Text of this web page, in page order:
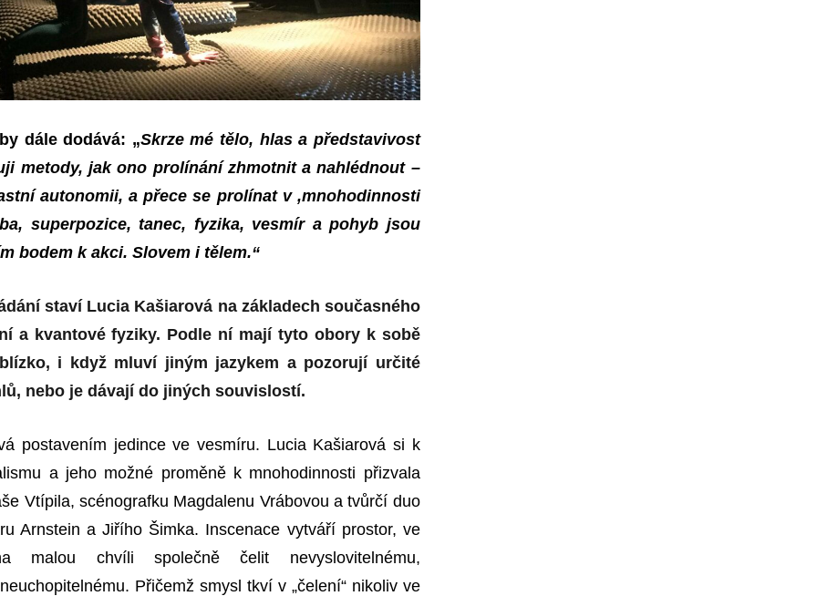
dále dodává: „Skrze mé tělo, hlas a představivost
metody, jak ono prolínání zhmotnit a nahlédnout –
autonomii, a přece se prolínat v ,mnohodinnosti
superpozice, tanec, fyzika, vesmír a pohyb jsou
bodem k akci. Slovem i tělem.“
staví Lucia Kašiarová na základech současného
a kvantové fyziky. Podle ní mají tyto obory k sobě
i když mluví jiným jazykem a pozorují určité
nebo je dávají do jiných souvislostí.
postavením jedince ve vesmíru. Lucia Kašiarová si k
a jeho možné proměně k mnohodinnosti přizvala
Vtípila, scénografku Magdalenu Vrábovou a tvůrčí duo
Arnstein a Jiřího Šimka. Inscenace vytváří prostor, ve
malou chvíli společně čelit nevyslovitelnému,
Přičemž smysl tkví v „čelení“ nikoliv ve